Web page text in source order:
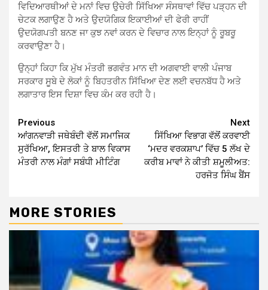
ਵਿਦਿਆਰਥੀਆਂ ਦੇ ਮਨਾਂ ਵਿਚ ਉਚੇਰੀ ਸਿੱਖਿਆ ਸੰਸਥਾਵਾਂ ਵਿੱਚ ਪੜ੍ਹਨ ਦੀ
ਚੇਟਕ ਲਗਾਉਣ ਹੈ ਅਤੇ ਉਦਯੋਗਿਕ ਇਕਾਈਆਂ ਦੀ ਫੇਰੀ ਰਾਹੀਂ
ਉਦਯੋਗਪਤੀ ਬਨਣ ਜਾ ਕੁਝ ਨਵਾਂ ਕਰਨ ਦੇ ਵਿਚਾਰ ਨਾਲ ਇਨ੍ਹਾਂ ਨੂੰ ਰੂਬਰੂ
ਕਰਵਾਉਣਾ ਹੈ।
ਉਨ੍ਹਾਂ ਕਿਹਾ ਕਿ ਮੁੱਖ ਮੰਤਰੀ ਭਗਵੰਤ ਮਾਨ ਦੀ ਅਗਵਾਈ ਵਾਲੀ ਪੰਜਾਬ
ਸਰਕਾਰ ਸੂਬੇ ਦੇ ਲੋਕਾਂ ਨੂੰ ਬਿਹਤਰੀਨ ਸਿੱਖਿਆ ਦੇਣ ਲਈ ਵਚਨਬੱਧ ਹੈ ਅਤੇ
ਲਗਾਤਾਰ ਇਸ ਦਿਸ਼ਾ ਵਿਚ ਕੰਮ ਕਰ ਰਹੀ ਹੈ।
Continue
Reading
Previous
ਆਂਗਨਵਾੜੀ ਜਥੇਬੰਦੀ ਵੱਲੋਂ ਸਮਾਜਿਕ
ਸੁਰੱਖਿਆ, ਇਸਤਰੀ ਤੇ ਬਾਲ ਵਿਕਾਸ
ਮੰਤਰੀ ਨਾਲ ਮੰਗਾਂ ਸਬੰਧੀ ਮੀਟਿੰਗ
Next
ਸਿੱਖਿਆ ਵਿਭਾਗ ਵੱਲੋਂ ਕਰਵਾਈ
‘ਮਦਰ ਵਰਕਸ਼ਾਪ’ ਵਿੱਚ 5 ਲੱਖ ਦੇ
ਕਰੀਬ ਮਾਵਾਂ ਨੇ ਕੀਤੀ ਸ਼ਮੂਲੀਅਤ:
ਹਰਜੋਤ ਸਿੰਘ ਬੈਂਸ
MORE STORIES